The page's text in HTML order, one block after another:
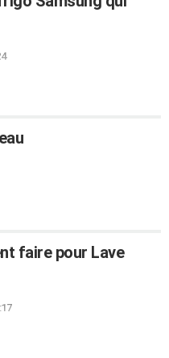
faire pour Lave